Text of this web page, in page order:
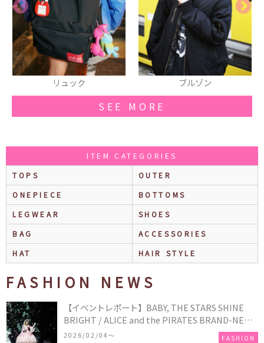
ブルゾン スニーカー
SEE MORE
ITEM CATEGORIES
TOPS
OUTER
ONEPIECE
BOTTOMS
LEGWEAR
SHOES
BAG
ACCESSORIES
HAT
HAIR STYLE
FASHION NEWS
【イベントレポート】BABY, THE STARS SHINE
BRIGHT / ALICE and the PIRATES BRAND-NEW
COLLECTION in TOKYO
2026/02/04〜 FASHION